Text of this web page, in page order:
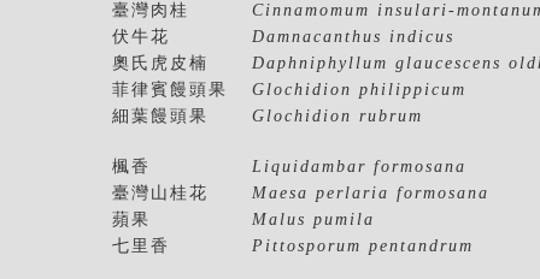
臺灣肉桂
Cinnamomum insulari-
伏牛花
Damnacanthus indicus
奧氏虎皮楠
Daphniphyllum glaucescens
菲律賓饅頭果
Glochidion philippicum
細葉饅頭果
Glochidion rubrum
楓香
Liquidambar formosana
臺灣山桂花
Maesa perlaria formosana
蘋果
Malus pumila
七里香
Pittosporum pentandrum